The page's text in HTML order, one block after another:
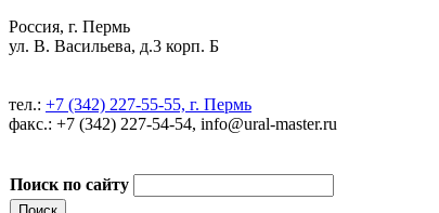
Россия, г. Пермь
ул. В. Васильева, д.3 корп. Б
тел.: +7 (342) 227-55-55, г. Пермь
факс.: +7 (342) 227-54-54, info@ural-master.ru
Поиск по сайту